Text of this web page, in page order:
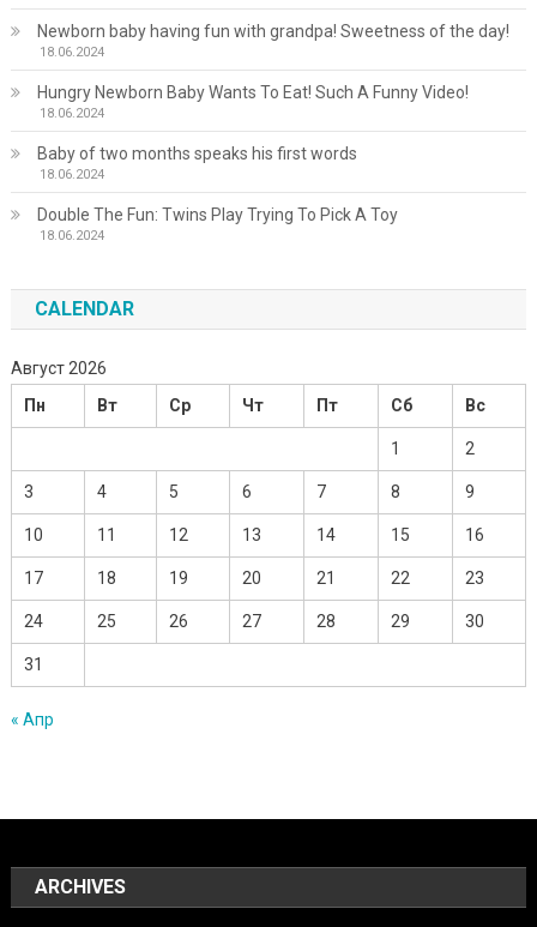
Newborn baby having fun with grandpa! Sweetness of the day!
18.06.2024
Hungry Newborn Baby Wants To Eat! Such A Funny Video!
18.06.2024
Baby of two months speaks his first words
18.06.2024
Double The Fun: Twins Play Trying To Pick A Toy
18.06.2024
CALENDAR
Август 2026
Пн
Вт Ср Чт Пт Сб Вс
1 2
3 4 5 6 7 8 9
10 11 12 13 14 15 16
17 18 19 20 21 22 23
24 25 26 27 28 29 30
31
« Апр
ARCHIVES